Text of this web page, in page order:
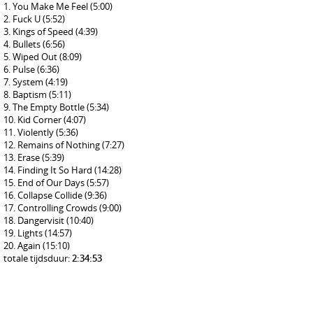
You Make Me Feel(5:00)
Fuck U(5:52)
Kings of Speed (4:39)
Bullets(6:56)
Wiped Out(8:09)
Pulse(6:36)
System (4:19)
Baptism (5:11)
The Empty Bottle(5:34)
Kid Corner(4:07)
Violently(5:36)
Remains of Nothing(7:27)
Erase(5:39)
Finding It So Hard (14:28)
End of Our Days(5:57)
Collapse Collide(9:36)
Controlling Crowds(9:00)
Dangervisit(10:40)
Lights(14:57)
Again (15:10)
totale tijdsduur:2:34:53